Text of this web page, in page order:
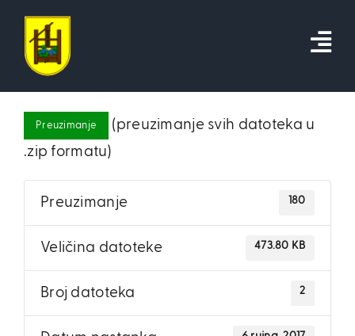
content
Preuzimanje
(preuzimanje svih datoteka u
.zip formatu)
Preuzimanje 180
Veličina datoteke 473.80 KB
Broj datoteka 2